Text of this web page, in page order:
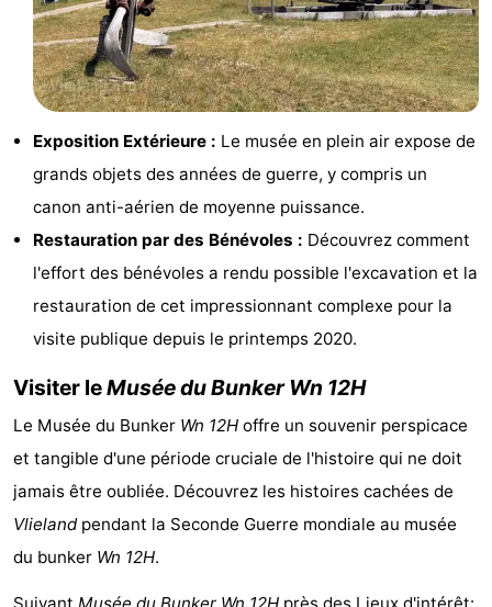
Route
Stationnement
Saut
des
Wadden
Adresses
Médicales
Région
Friesland
Leeuwarden
Îles
de
la
Frise
-
Schiermonnikoog
-
Ameland
-
Exposition Extérieure : Le musée en plein air expose de
grands objets des années de guerre, y compris un
canon anti-aérien de moyenne puissance.
Restauration par des Bénévoles : Découvrez comment
l'effort des bénévoles a rendu possible l'excavation et la
restauration de cet impressionnant complexe pour la
visite publique depuis le printemps 2020.
Visiter leMusée du Bunker Wn 12H
Le Musée du Bunker Wn 12H offre un souvenir perspicace
et tangible d'une période cruciale de l'histoire qui ne doit
jamais être oubliée. Découvrez les histoires cachées de
Vlielandpendant la Seconde Guerre mondiale au musée
du bunker Wn 12H.